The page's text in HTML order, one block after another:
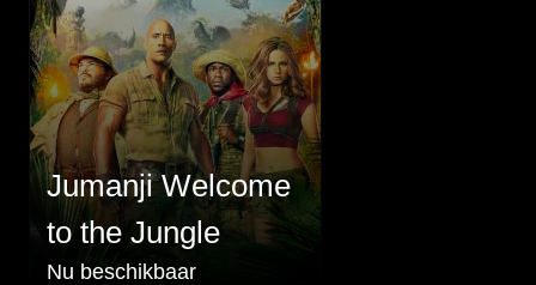
Jumanji Welcome
to the Jungle
Nu beschikbaar